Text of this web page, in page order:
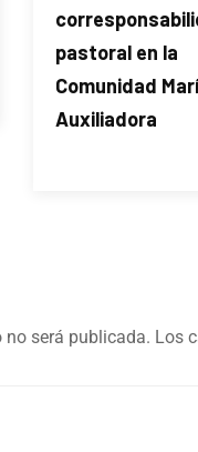
pastoral en la
Comunidad
Auxiliadora
no será publicada. Los